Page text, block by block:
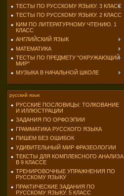
ТЕСТЫ ПО РУССКОМУ ЯЗЫКУ. 3 КЛАСС
ТЕСТЫ ПО РУССКОМУ ЯЗЫКУ. 2 КЛАСС
КИМ ПО ЛИТЕРАТУРНОМУ ЧТЕНИЮ. 1
КЛАСС
АНГЛИЙСКИЙ ЯЗЫК
МАТЕМАТИКА
ТЕСТЫ ПО ПРЕДМЕТУ "ОКРУЖАЮЩИЙ
МИР"
МУЗЫКА В НАЧАЛЬНОЙ ШКОЛЕ
русский язык
РУССКИЕ ПОСЛОВИЦЫ: ТОЛКОВАНИЕ
И ИЛЛЮСТРАЦИИ
ЗАДАНИЯ ПО ОРФОЭПИИ
ГРАММАТИКА РУССКОГО ЯЗЫКА
ПИШЕМ БЕЗ ОШИБОК
УДИВИТЕЛЬНЫЙ МИР ФРАЗЕОЛОГИИ
ТЕКСТЫ ДЛЯ КОМПЛЕКСНОГО АНАЛИЗА
В 9 КЛАССЕ
ТРЕНИРОВОЧНЫЕ УПРАЖНЕНИЯ ПО
РУССКОМУ ЯЗЫКУ
ПРАКТИЧЕСКИЕ ЗАДАНИЯ ПО
РУССКОМУ ЯЗЫКУ. 5 КЛАСС